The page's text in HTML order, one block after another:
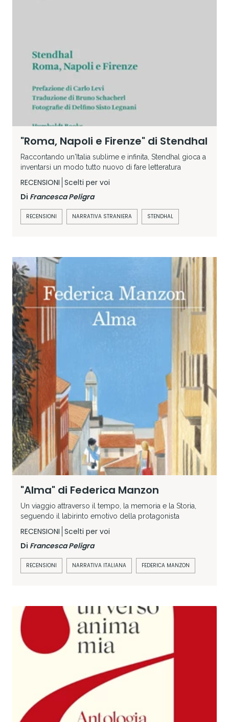
"Roma, Napoli e Firenze" di Stendhal
Raccontando un'Italia sublime e infinita, Stendhal gioca a
inventarsi un modo tutto nuovo di fare letteratura
RECENSIONI Scelti per voi
Di Francesca Peligra
RECENSIONI NARRATIVA STRANIERA STENDHAL
"Alma" di Federica Manzon
Un viaggio attraverso il tempo, la memoria e la Storia,
seguendo il labirinto emotivo della protagonista
RECENSIONI Scelti per voi
Di Francesca Peligra
RECENSIONI NARRATIVA ITALIANA FEDERICA MANZON